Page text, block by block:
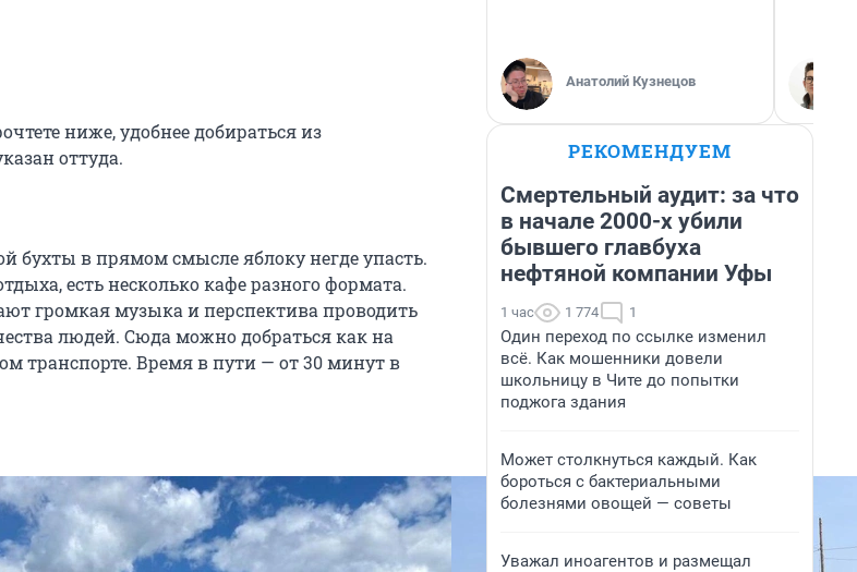
ниже, удобнее добираться из
оттуда.
бухты в прямом смысле яблоку негде упасть.
есть несколько кафе разного формата.
громкая музыка и перспектива проводить
людей. Сюда можно добраться как на
транспорте. Время в пути — от 30 минут в
Анатолий Кузнецов
РЕКОМЕНДУЕМ
Смертельный аудит: за что
в начале 2000-х убили
бывшего главбуха
нефтяной компании Уфы
1 час 1 774 1
Один переход по ссылке изменил
всё. Как мошенники довели
школьницу в Чите до попытки
поджога здания
Может столкнуться каждый. Как
бороться с бактериальными
болезнями овощей — советы
Уважал иноагентов и размещал